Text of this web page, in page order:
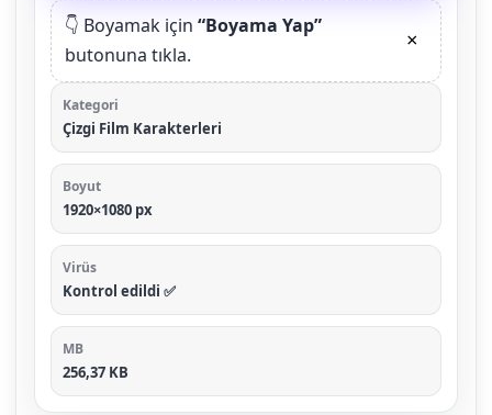
👇 Boyamak için “Boyama Yap”
butonuna tıkla.
×
Kategori
Çizgi Film Karakterleri
Boyut
1920×1080 px
Virüs
Kontrol edildi ✅
MB
256,37 KB